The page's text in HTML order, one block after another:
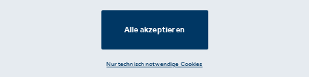
Alle akzeptieren
Nur technisch notwendige Cookies